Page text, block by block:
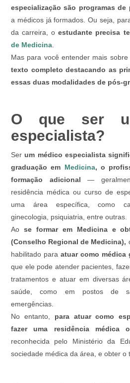
especialização são programas de
a médicos já formados. Ou seja,
da carreira, oestudante precisa
de Medicina.
Mas para você entender mais sobre
texto completo destacando as
essas duas modalidades de pós-
O que ser
especialista?
Ser um médico especialista
graduação em Medicina, o
formação adicional —
residência médica ou curso de
uma área específica, como
ginecologia, psiquiatria, entre outras.
Ao se formar em Medicina e
(Conselho Regional de Medicina),
habilitado para atuar como médica
que ele pode atender pacientes,
tratamentos e atuar em diversas
saúde, como em postos de
emergências.
No entanto, para atuar como
fazer uma residência médica
reconhecida pelo Ministério da
sociedade médica da área, e obter o